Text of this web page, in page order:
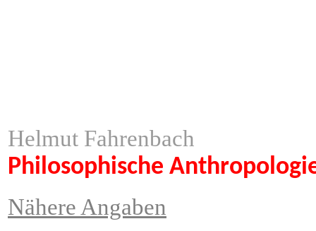
Helmut Fahrenbach
Philosophische
Nähere Angaben